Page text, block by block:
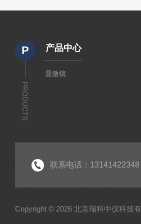
P
PRODUCTS
产品中心
显微镜
联系电话：13141422348
Copyright © 2026 北京瑞科中仪科技